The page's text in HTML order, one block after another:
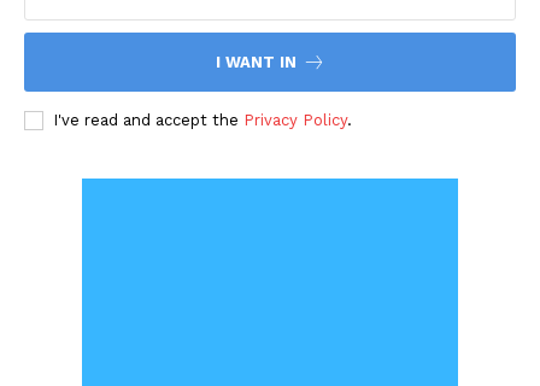
I WANT IN
I've read and accept the Privacy Policy.